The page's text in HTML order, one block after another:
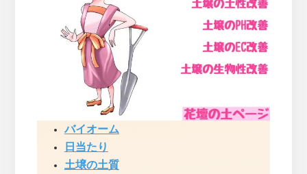
バイオーム
日当たり
土壌の土質